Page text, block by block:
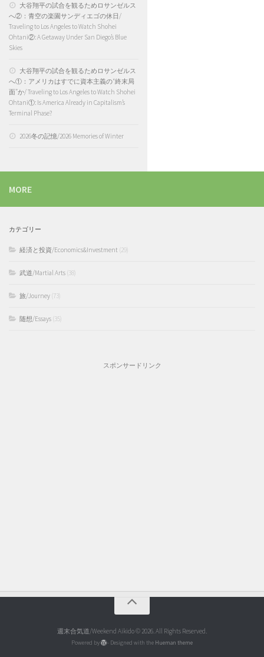
大谷翔平の試合を観るためロサンゼルス
へ②：青空の楽園サンディエゴの休日/
Traveling to Los Angeles to Watch Shohei
Ohtani②: A Getaway Under San Diego’s Blue
Skies
大谷翔平の試合を観るためロサンゼルス
へ①：アメリカはすでに資本主義の“終末局
面”か/ Traveling to Los Angeles to Watch Shohei
Ohtani①: Is America Already in Capitalism’s
Terminal Phase?
2026冬の記憶/2026 Memories of Winter
MORE
カテゴリー
経済と投資/Economics&Investment (29)
武道/Martial Arts (38)
旅/Journey (73)
随想/Essays (35)
スポンサードリンク
週末合気道/Weekend Aikido © 2026. All Rights Reserved.
Powered by - Designed with the Hueman theme